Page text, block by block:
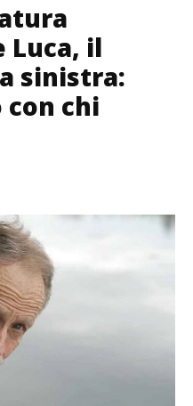
Luca, il
sinistra:
chi